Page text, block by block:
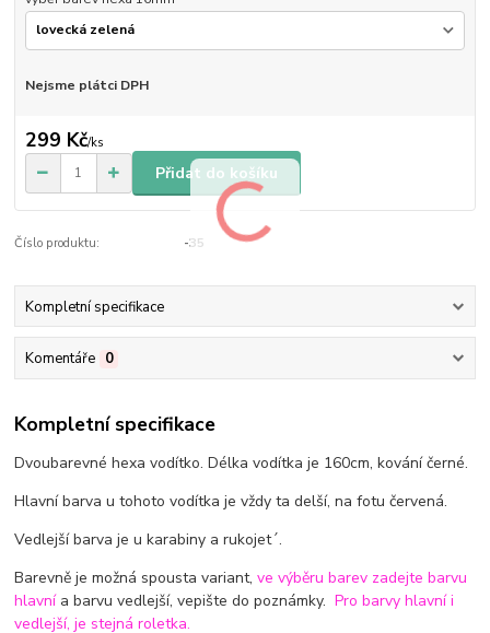
Nejsme plátci DPH
299 Kč/ks
Přidat do košíku
Číslo produktu: -35
Kompletní specifikace
Komentáře 0
Kompletní specifikace
Dvoubarevné hexa vodítko. Délka vodítka je 160cm, kování černé.
Hlavní barva u tohoto vodítka je vždy ta delší, na fotu červená.
Vedlejší barva je u karabiny a rukojet´.
Barevně je možná spousta variant,ve výběru barev zadejte barvu
hlavnía barvu vedlejší, vepište do poznámky.Pro barvy hlavní i
vedlejší, je stejná roletka.